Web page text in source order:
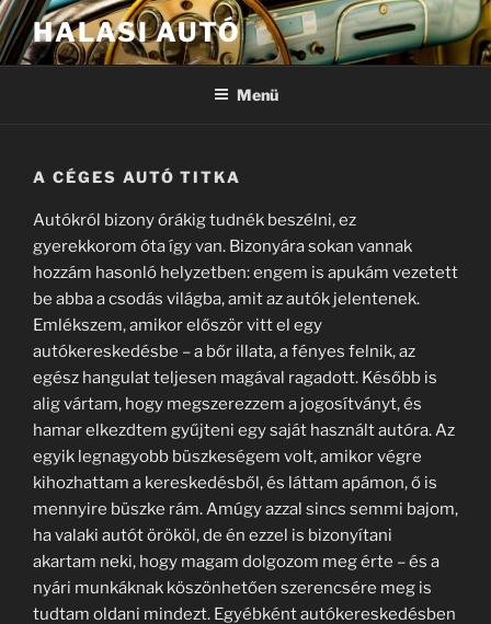
Tartalomhoz
HALASI AUTÓ
Menü
A CÉGES AUTÓ TITKA
Autókról bizony órákig tudnék beszélni, ez
gyerekkorom óta így van. Bizonyára sokan vannak
hozzám hasonló helyzetben: engem is apukám vezetett
be abba a csodás világba, amit az autók jelentenek.
Emlékszem, amikor először vitt el egy
autókereskedésbe – a bőr illata, a fényes felnik, az
egész hangulat teljesen magával ragadott. Később is
alig vártam, hogy megszerezzem a jogosítványt, és
hamar elkezdtem gyűjteni egy saját használt autóra. Az
egyik legnagyobb büszkeségem volt, amikor végre
kihozhattam a kereskedésből, és láttam apámon, ő is
mennyire büszke rám. Amúgy azzal sincs semmi bajom,
ha valaki autót örököl, de én ezzel is bizonyítani
akartam neki, hogy magam dolgozom meg érte – és a
nyári munkáknak köszönhetően szerencsére meg is
tudtam oldani mindezt. Egyébként autókereskedésben